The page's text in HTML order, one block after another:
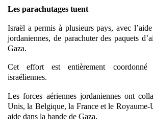
Les parachutages tuent
Israël a permis à plusieurs pays, avec
jordaniennes, de parachuter des paquets
Gaza.
Cet effort est entièrement
israéliennes.
Les forces aériennes jordaniennes ont
Unis, la Belgique, la France et le Royaume-
aide dans la bande de Gaza.